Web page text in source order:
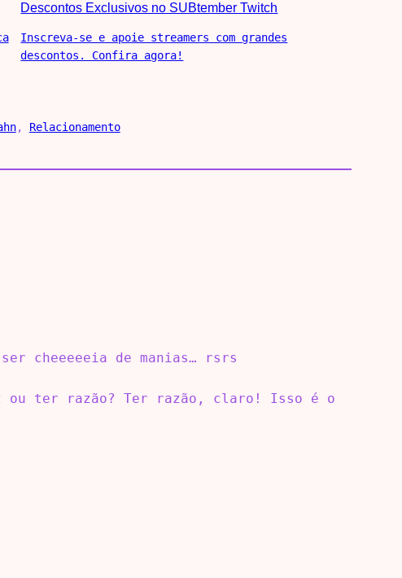
Descontos Exclusivos no SUBtember Twitch
Inscreva-se e apoie streamers com grandes
descontos. Confira agora!
, Relacionamento
cheeeeeia de manias… rsrs
ou ter razão? Ter razão, claro! Isso é o